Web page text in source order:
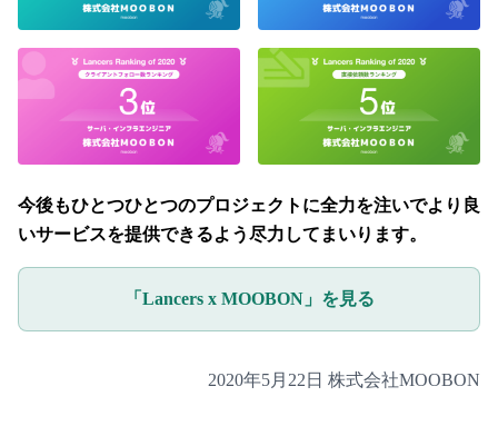
今後もひとつひとつのプロジェクトに全力を注いでより良
いサービスを提供できるよう尽力してまいります。
「Lancers x MOOBON」を見る
2020年5月22日 株式会社MOOBON